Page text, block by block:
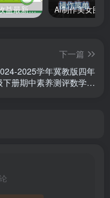
多多视频撸收益最新玩法，高收益技术，单日变现2000+，附赠全套技术资料
下一篇
2025学年冀教版四年
下册期中素养测评数学试